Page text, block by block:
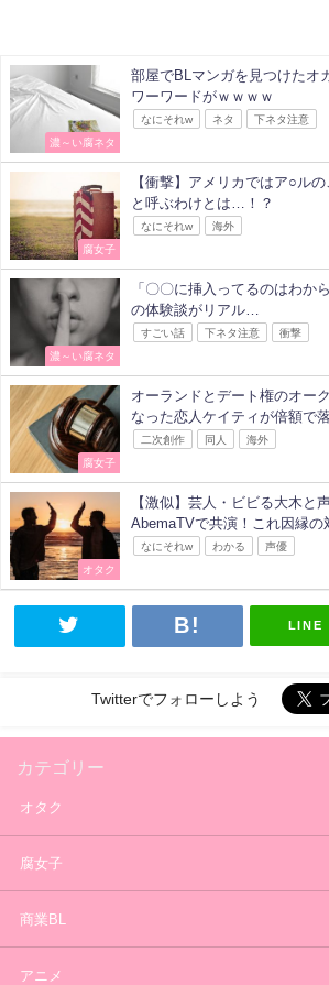
濃～い腐ネタ
部屋でBLマンガを見つけたオ
ワーワードがｗｗｗｗ
なにそれw ネタ 下ネタ注意
腐女子
【衝撃】アメリカではア○ル
と呼ぶわけとは…！？
なにそれw 海外
濃～い腐ネタ
「〇〇に挿入ってるのはわ
の体験談がリアル…
すごい話 下ネタ注意 衝撃
腐女子
オーランドとデート権のオー
なった恋人ケイティが倍額で落
二次創作 同人 海外
オタク
【激似】芸人・ビビる大木と
AbemaTVで共演！これ因縁
なにそれw わかる 声優
LINE
Twitterでフォローしよう
カテゴリー
オタク
腐女子
商業BL
アニメ